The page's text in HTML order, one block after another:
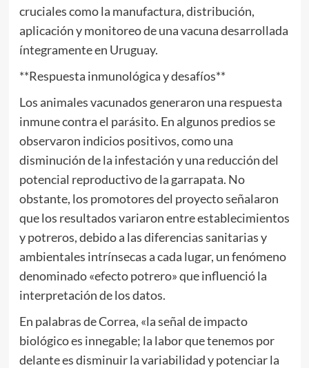
cruciales como la manufactura, distribución,
aplicación y monitoreo de una vacuna desarrollada
íntegramente en Uruguay.
**Respuesta inmunológica y desafíos**
Los animales vacunados generaron una respuesta
inmune contra el parásito. En algunos predios se
observaron indicios positivos, como una
disminución de la infestación y una reducción del
potencial reproductivo de la garrapata. No
obstante, los promotores del proyecto señalaron
que los resultados variaron entre establecimientos
y potreros, debido a las diferencias sanitarias y
ambientales intrínsecas a cada lugar, un fenómeno
denominado «efecto potrero» que influenció la
interpretación de los datos.
En palabras de Correa, «la señal de impacto
biológico es innegable; la labor que tenemos por
delante es disminuir la variabilidad y potenciar la